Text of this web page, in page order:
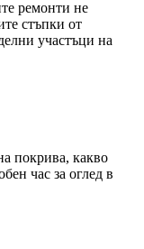
ремонти не
стъпки от
участъци на
покрива, какво
час за оглед в